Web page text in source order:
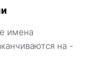
имена
на -